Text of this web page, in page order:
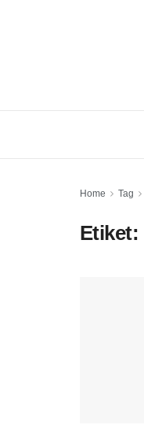
Home Tag
Etiket: